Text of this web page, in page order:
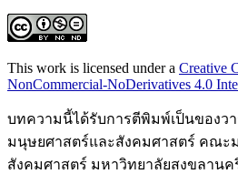
This work is licensed under a Creative
NonCommercial-NoDerivatives 4.0
บทความนี้ได้รับการตีพิมพ์เป็นของว
มนุษยศาสตร์และสังคมศาสตร์ คณะ
สังคมศาสตร์ มหาวิทยาลัยสงขลาน